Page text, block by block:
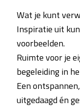
Wat je kunt
Inspiratie uit
voorbeelden.
Ruimte voor je
begeleiding in
Een
uitgedaagd én